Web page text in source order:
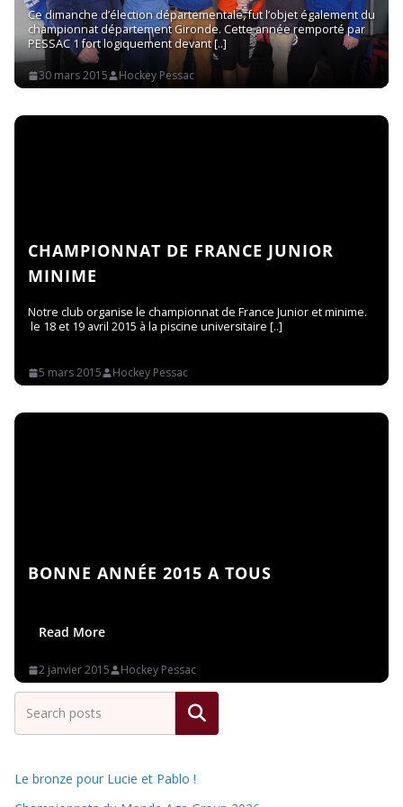
30 mars 2015 Hockey Pessac
Ce dimanche d’élection départementale, fut l’objet également du
championnat département Gironde. Cette année remporté par
PESSAC 1 fort logiquement devant
Read More
CHAMPIONNAT DE FRANCE JUNIOR
MINIME
5 mars 2015 Hockey Pessac
Notre club organise le championnat de France Junior et minime.
le 18 et 19 avril 2015 à la piscine universitaire
Read More
BONNE ANNÉE 2015 A TOUS
2 janvier 2015 Hockey Pessac
Read More
Rechercher
Le bronze pour Lucie et Pablo !